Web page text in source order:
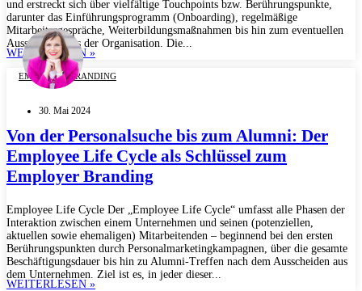
und erstreckt sich über vielfältige Touchpoints bzw. Berührungspunkte,
darunter das Einführungsprogramm (Onboarding), regelmäßige
Mitarbeitergespräche, Weiterbildungsmaßnahmen bis hin zum eventuellen
Ausscheiden aus der Organisation. Die...
WEITERLESEN »
EMPLOYER BRANDING
30. Mai 2024
Von der Personalsuche bis zum Alumni: Der
Employee Life Cycle als Schlüssel zum
Employer Branding
Employee Life Cycle Der „Employee Life Cycle“ umfasst alle Phasen der
Interaktion zwischen einem Unternehmen und seinen (potenziellen,
aktuellen sowie ehemaligen) Mitarbeitenden – beginnend bei den ersten
Berührungspunkten durch Personalmarketingkampagnen, über die gesamte
Beschäftigungsdauer bis hin zu Alumni-Treffen nach dem Ausscheiden aus
dem Unternehmen. Ziel ist es, in jeder dieser...
WEITERLESEN »